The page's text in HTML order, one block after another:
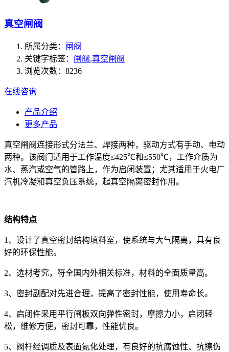
真空闸阀
所属分类： 闸阀
关键字标签： 闸阀 ,真空闸阀
浏览次数：8236
在线咨询
产品介绍
更多产品
真空闸阀连接形式分法兰、焊接两种，驱动方式有手动、电动
两种。该阀门适用于工作温度≤425℃和≤550℃，工作介质为
水、蒸汽或空气的管路上，作为启闭装置；尤其适用于火电厂
汽机冷凝和真空负压系统，起真空隔离密封作用。
结构特点
1、设计了真空密封结构填料室，使系统与大气隔离，具有良
好的环保性能。
2、选材考究，符全国内外相关标准，材料的全面质量高。
3、密封副配对先进合理，提高了密封性能，使用寿命长。
4、启闭件采用平行闸板双向弹性密封，摩擦力小，启闭轻
松，维修方便，密封可靠，性能优良。
5、阀杆经调质及表面氮化处理，有良好的抗腐蚀性、抗擦伤